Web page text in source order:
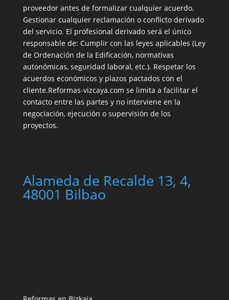
proveedor antes de formalizar cualquier acuerdo.
Gestionar cualquier reclamación o conflicto derivado
del servicio. El profesional derivado será el único
responsable de: Cumplir con las leyes aplicables (Ley
de Ordenación de la Edificación, normativas
autonómicas, seguridad laboral, etc.). Respetar los
acuerdos económicos y plazos pactados con el
cliente.Reformas-vizcaya.com se limita a facilitar el
contacto entre las partes y no interviene en la
negociación, ejecución o supervisión de los
proyectos.
Alameda de Recalde 13, 4,
48001 Bilbao